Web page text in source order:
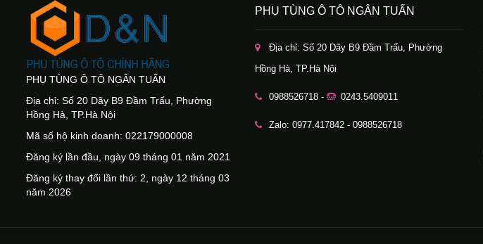
PHỤ TÙNG Ô TÔ NGÂN TUẤN
Địa chỉ: Số 20 Dãy B9 Đầm Trấu, Phường
Hồng Hà, TP.Hà Nội
Mã số hộ kinh doanh: 022179000008
Đăng ký lần đầu, ngày 09 tháng 01 năm 2021
Đăng ký thay đổi lần thứ: 2, ngày 12 tháng 03
năm 2026
PHỤ TÙNG Ô TÔ NGÂN TUẤN
Địa chỉ: Số 20 Dãy B9 Đầm Trấu, Phường
Hồng Hà, TP.Hà Nội
0988526718 - 0243.5409011
Zalo: 0977.417842 - 0988526718